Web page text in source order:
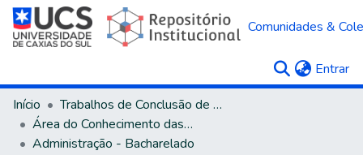
Comunidades &
Entrar
Início
Trabalhos de Conclusão de Curso
Área do Conhecimento das Ciências Sociais Aplicadas
Administração - Bacharelado